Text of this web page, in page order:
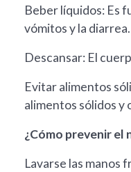
Beber líquidos: Es
vómitos y la diarrea.
Descansar: El
Evitar alimentos
alimentos sólidos y
¿Cómo prevenir el
Lavarse las manos